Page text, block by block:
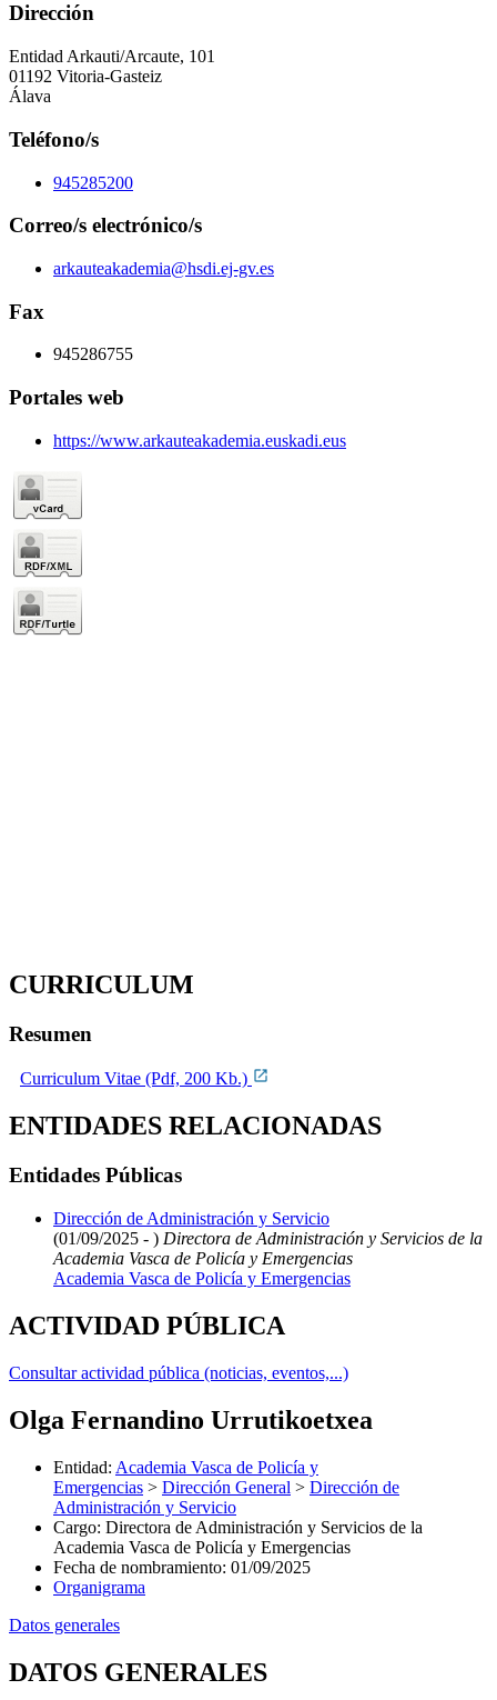
Dirección
Entidad Arkauti/Arcaute, 101
01192 Vitoria-Gasteiz
Álava
Teléfono/s
945285200
Correo/s electrónico/s
arkauteakademia@hsdi.ej-gv.es
Fax
945286755
Portales web
https://www.arkauteakademia.euskadi.eus
CURRICULUM
Resumen
Curriculum Vitae (Pdf, 200 Kb.)
ENTIDADES RELACIONADAS
Entidades Públicas
Dirección de Administración y Servicio
(01/09/2025 - ) Directora de Administración y Servicios de la
Academia Vasca de Policía y Emergencias
Academia Vasca de Policía y Emergencias
ACTIVIDAD PÚBLICA
Consultar actividad pública (noticias, eventos,...)
Olga Fernandino Urrutikoetxea
Entidad: Academia Vasca de Policía y
Emergencias > Dirección General > Dirección de
Administración y Servicio
Cargo: Directora de Administración y Servicios de la
Academia Vasca de Policía y Emergencias
Fecha de nombramiento: 01/09/2025
Organigrama
Datos generales
DATOS GENERALES